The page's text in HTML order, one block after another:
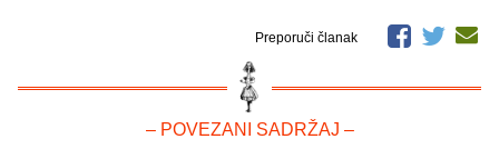
Preporuči članak
– POVEZANI SADRŽAJ –